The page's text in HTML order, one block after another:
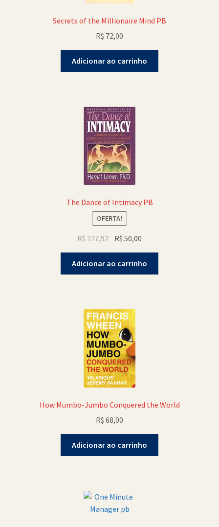
Secrets of the Millionaire Mind PB
R$ 72,00
Adicionar ao carrinho
The Dance of Intimacy PB
OFERTA!
R$127,92
preço
original
era:
R$ 50,00
preço
atual
é:
Adicionar ao carrinho
How Mumbo-Jumbo Conquered the World
R$ 68,00
Adicionar ao carrinho